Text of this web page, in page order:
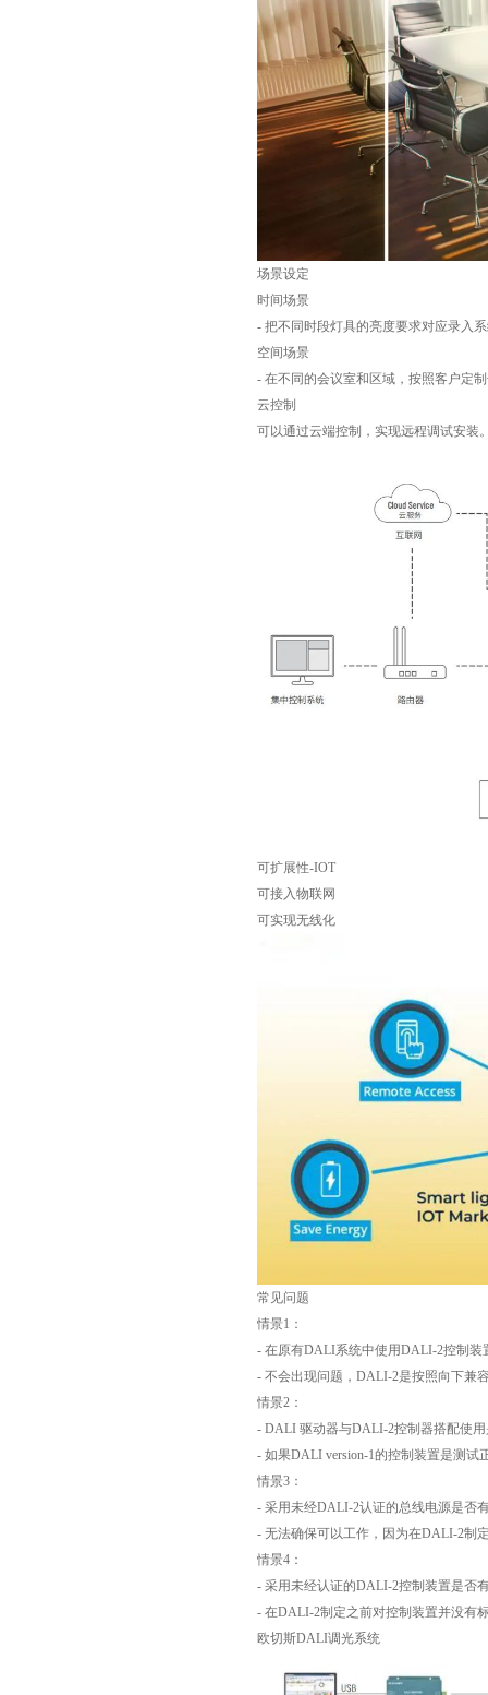
场景设定
时间场景
- 把不同时段灯具的亮度要求对应录入
空间场景
- 在不同的会议室和区域，按照客户定
云控制
可以通过云端控制，实现远程调试安装
可扩展性-IOT
可接入物联网
可实现无线化
常见问题
情景1：
- 在原有DALI系统中使用DALI-2控制装
- 不会出现问题，DALI-2是按照向下兼
情景2：
- DALI 驱动器与DALI-2控制器搭配使
- 如果DALI version-1的控制装置是测
情景3：
- 采用未经DALI-2认证的总线电源是否
- 无法确保可以工作，因为在DALI-2制
情景4：
- 采用未经认证的DALI-2控制装置是否
- 在DALI-2制定之前对控制装置并没有
欧切斯DALI调光系统